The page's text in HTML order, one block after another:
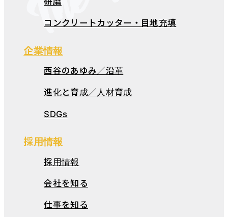
コンクリートカッター・目地充填
企業情報
西谷のあゆみ／沿革
進化と育成／人材育成
SDGs
採用情報
採用情報
会社を知る
仕事を知る